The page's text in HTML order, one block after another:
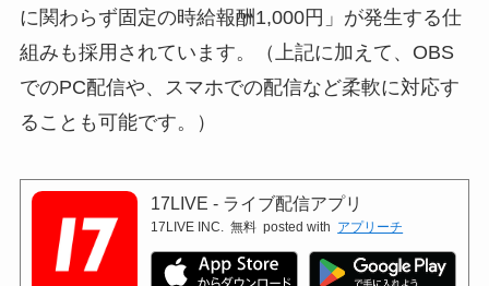
に関わらず固定の時給報酬1,000円」が発生する仕
組みも採用されています。（上記に加えて、OBS
でのPC配信や、スマホでの配信など柔軟に対応す
ることも可能です。）
17LIVE - ライブ配信アプリ
17LIVE INC. 無料 posted with アプリーチ